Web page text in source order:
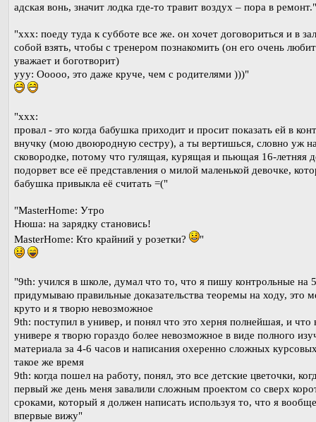
адская вонь, значит лодка где-то травит воздух – пора в ремонт."
"ххх: поеду туда к субботе все же. он хочет договориться и в
собой взять, чтобы с тренером познакомить (он его очень
уважает и боготворит)
yyy: Ооооо, это даже круче, чем с родителями )))"
"xxx:
провал - это когда бабушка приходит и просит показать ей в
внучку (мою двоюродную сестру), а ты вертишься, словно уж
сковородке, потому что гулящая, курящая и пьющая 16-летняя
подорвет все её представления о милой маленькой девочке,
бабушка привыкла её считать =("
"MasterHome: Утро
Нюша: на зарядку становись!
MasterHome: Кто крайний у розетки?
"
"9th: учился в школе, думал что то, что я пишу контрольные на
придумываю правильные доказательства теоремы на ходу, это
круто и я творю невозможное
9th: поступил в универ, и понял что это херня полнейшая, и что
универе я творю гораздо более невозможное в виде полного
материала за 4-6 часов и написания охеренно сложных
такое же время
9th: когда пошел на работу, понял, это все детские цветочки,
первый же день меня завалили сложным проектом со сверх
сроками, который я должен написать используя то, что я вообще
впервые вижу"